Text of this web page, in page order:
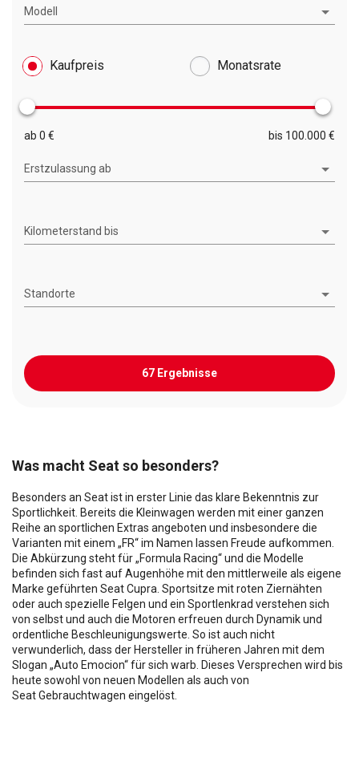
Modell
Kaufpreis Monatsrate
ab 0 € bis 100.000 €
Erstzulassung ab
Kilometerstand bis
Standorte
67 Ergebnisse
Was macht Seat so besonders?
Besonders an Seat ist in erster Linie das klare Bekenntnis zur
Sportlichkeit. Bereits die Kleinwagen werden mit einer ganzen
Reihe an sportlichen Extras angeboten und insbesondere die
Varianten mit einem „FR“ im Namen lassen Freude aufkommen.
Die Abkürzung steht für „Formula Racing“ und die Modelle
befinden sich fast auf Augenhöhe mit den mittlerweile als eigene
Marke geführten Seat Cupra. Sportsitze mit roten Ziernähten
oder auch spezielle Felgen und ein Sportlenkrad verstehen sich
von selbst und auch die Motoren erfreuen durch Dynamik und
ordentliche Beschleunigungswerte. So ist auch nicht
verwunderlich, dass der Hersteller in früheren Jahren mit dem
Slogan „Auto Emocion“ für sich warb. Dieses Versprechen wird bis
heute sowohl von neuen Modellen als auch von
Seat Gebrauchtwagen eingelöst.